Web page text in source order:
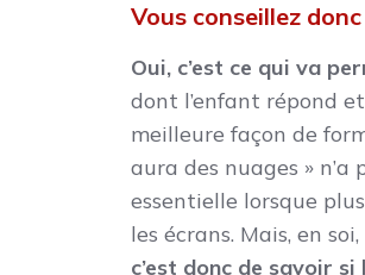
Vous conseillez
Oui, c’est ce qui va
dont l’enfant répond
meilleure façon de
aura des nuages »
essentielle lorsque
les écrans. Mais, en
c’est donc de savoir